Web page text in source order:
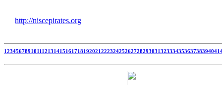
http://niscepirates.org
1234567891011121314151617181920212223242526272829303132333435363738394041